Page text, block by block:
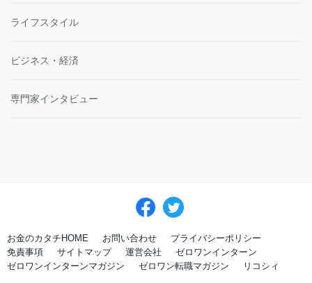
ライフスタイル
ビジネス・経済
専門家インタビュー
お金のカタチHOME お問い合わせ
プライバシーポリシー
免責事項
サイトマップ 運営会社
ゼロワンインターン
ゼロワンインターンマガジン
ゼロワン転職マガジン リコシィ